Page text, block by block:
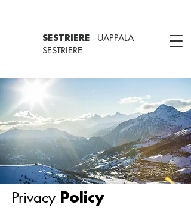
SESTRIERE - UAPPALA
SESTRIERE
Privacy Policy